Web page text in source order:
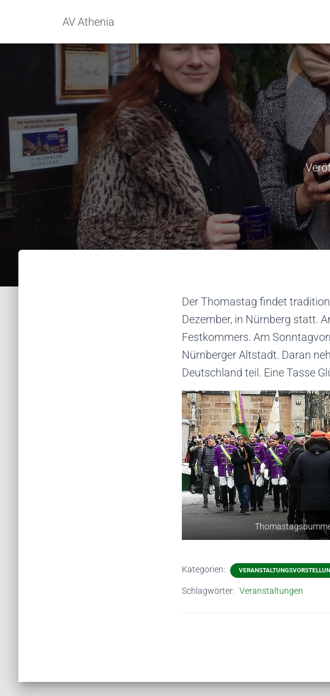
AV Athenia
Der Thomastag findet
Dezember, in Nürnberg statt.
Festkommers. Am
Nürnberger Altstadt. Daran
Deutschland teil. Eine Tasse
Kategorien:
Schlagwörter: Veranstaltungen